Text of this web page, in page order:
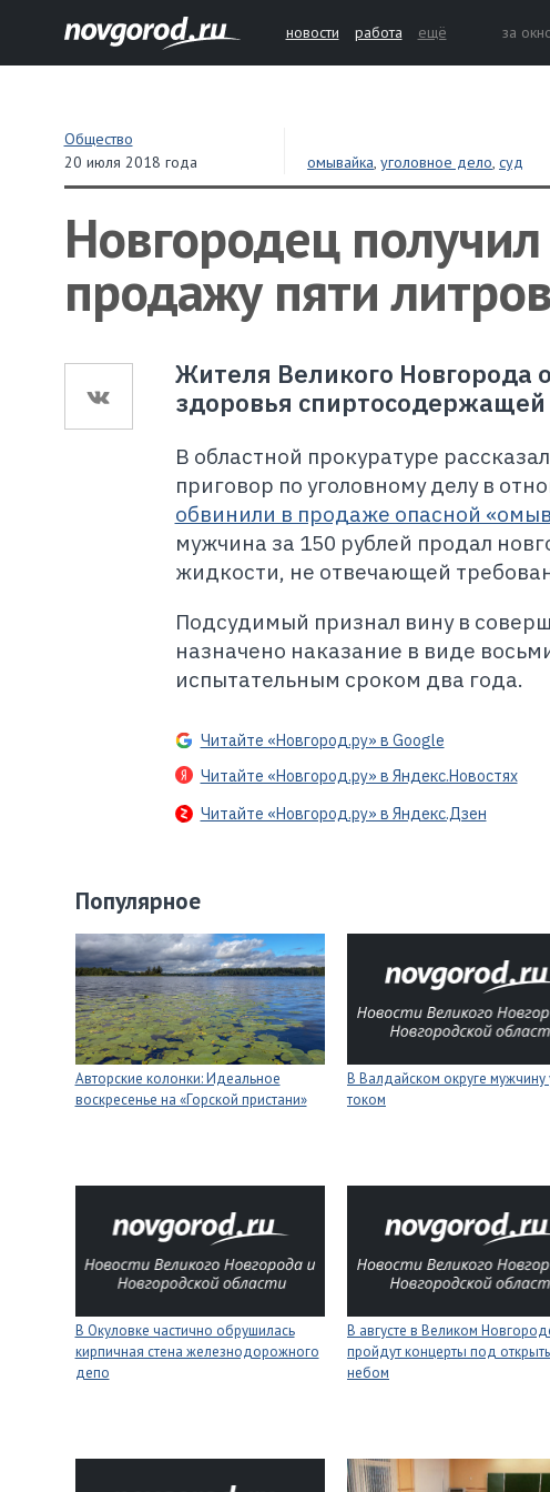
новости работа ещё за
Общество
20 июля 2018 года
омывайка,уголовное дело,суд
Новгородец
продажу пяти
Жителя Великого Новгорода
здоровья
В областной прокуратуре
приговор по уголовному делу в
обвинили в продаже опасной
мужчина за 150 рублей продал
жидкости, не отвечающей
Подсудимый признал вину в
назначено наказание в виде
испытательным сроком два года.
Читайте «Новгород.ру» в Google
Читайте «Новгород.ру» в Яндекс.Новостях
Читайте «Новгород.ру» в Яндекс.Дзен
Популярное
Авторские колонки: Идеальное
воскресенье на «Горской пристани»
В Валдайском округе мужчину
током
В Окуловке частично обрушилась
кирпичная стена железнодорожного
депо
В августе в Великом
пройдут концерты под
небом